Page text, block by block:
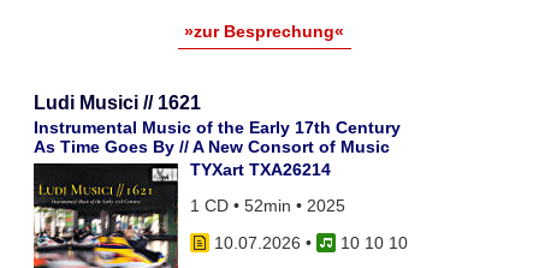
»zur Besprechung«
Ludi Musici // 1621
Instrumental Music of the Early 17th Century
As Time Goes By // A New Consort of Music
TYXart TXA26214
1 CD • 52min • 2025
10.07.2026 •
10 10 10